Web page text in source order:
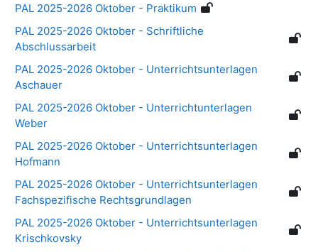
PAL 2025-2026 Oktober - Praktikum
PAL 2025-2026 Oktober - Schriftliche
Abschlussarbeit
PAL 2025-2026 Oktober - Unterrichtsunterlagen
Aschauer
PAL 2025-2026 Oktober - Unterrichtunterlagen
Weber
PAL 2025-2026 Oktober - Unterrichtsunterlagen
Hofmann
PAL 2025-2026 Oktober - Unterrichtsunterlagen
Fachspezifische Rechtsgrundlagen
PAL 2025-2026 Oktober - Unterrichtsunterlagen
Krischkovsky